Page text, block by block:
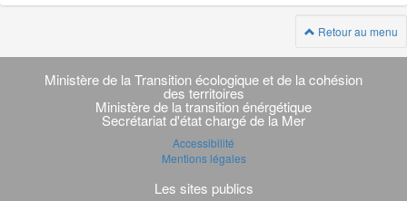
Retour au menu
Navigation
transverse
Ministère de la Transition écologique et de la cohésion
des territoires
Ministère de la transition énérgétique
Secrétariat d'état chargé de la Mer
Accessibilité
Mentions légales
Les sites publics